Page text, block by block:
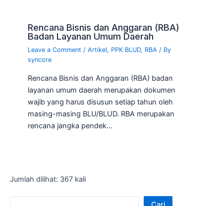
Rencana Bisnis dan Anggaran (RBA)
Badan Layanan Umum Daerah
Leave a Comment /Artikel, PPK BLUD, RBA / By
syncore
Rencana Bisnis dan Anggaran (RBA) badan
layanan umum daerah merupakan dokumen
wajib yang harus disusun setiap tahun oleh
masing-masing BLU/BLUD. RBA merupakan
rencana jangka pendek…
Jumlah dilihat: 367 kali